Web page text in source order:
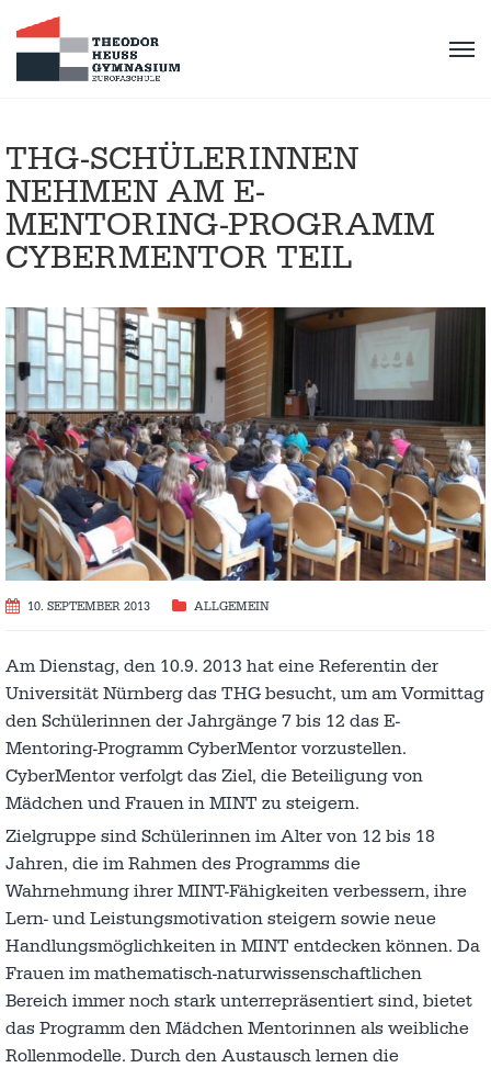
THG-SCHÜLERINNEN
NEHMEN AM E-
MENTORING-PROGRAMM
CYBERMENTOR TEIL
10. SEPTEMBER 2013 ALLGEMEIN
Am Dienstag, den 10.9. 2013 hat eine Referentin der
Universität Nürnberg das THG besucht, um am Vormittag
den Schülerinnen der Jahrgänge 7 bis 12 das E-
Mentoring-Programm CyberMentor vorzustellen.
CyberMentor verfolgt das Ziel, die Beteiligung von
Mädchen und Frauen in MINT zu steigern.
Zielgruppe sind Schülerinnen im Alter von 12 bis 18
Jahren, die im Rahmen des Programms die
Wahrnehmung ihrer MINT-Fähigkeiten verbessern, ihre
Lern- und Leistungsmotivation steigern sowie neue
Handlungsmöglichkeiten in MINT entdecken können. Da
Frauen im mathematisch-naturwissenschaftlichen
Bereich immer noch stark unterrepräsentiert sind, bietet
das Programm den Mädchen Mentorinnen als weibliche
Rollenmodelle. Durch den Austausch lernen die